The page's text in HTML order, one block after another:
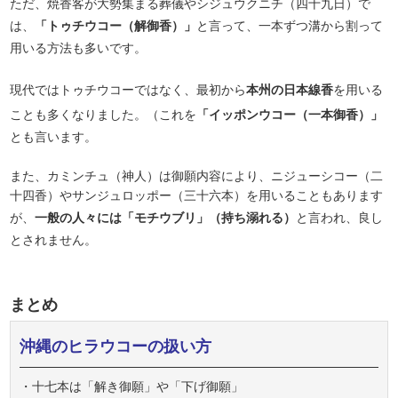
ただ、焼香客が大勢集まる葬儀やシジュウクニチ（四十九日）で
は、
「トゥチウコー（解御香）」 と言って、一本ずつ溝から割って
用いる方法も多いです。
現代ではトゥチウコーではなく、最初から本州の日本線香を用いる
ことも多くなりました。（これを 「イッポンウコー（一本御香）」
とも言います。
また、カミンチュ（神人）は御願内容により、ニジューシコー（二
十四香）やサンジュロッポー（三十六本）を用いることもあります
が、一般の人々には「モチウブリ」（持ち溺れる）
と言われ、良し
とされません。
まとめ
沖縄のヒラウコーの扱い方
・十七本は「解き御願」や「下げ御願」